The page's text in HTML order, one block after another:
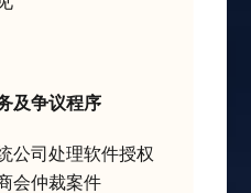
及争议程序
公司处理软件授权
会仲裁案件